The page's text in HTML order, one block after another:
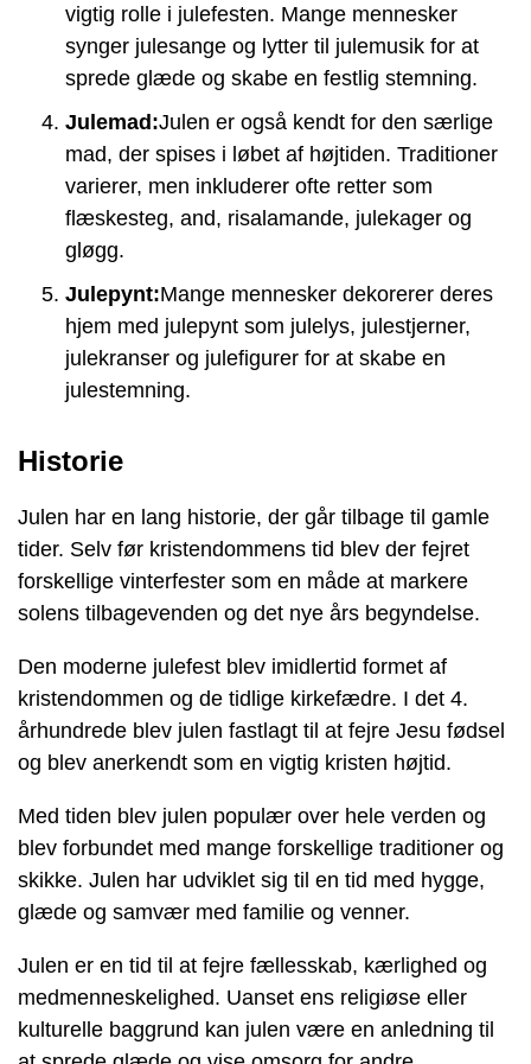
vigtig rolle i julefesten. Mange mennesker
synger julesange og lytter til julemusik for at
sprede glæde og skabe en festlig stemning.
Julemad:Julen er også kendt for den særlige
mad, der spises i løbet af højtiden. Traditioner
varierer, men inkluderer ofte retter som
flæskesteg, and, risalamande, julekager og
gløgg.
Julepynt:Mange mennesker dekorerer deres
hjem med julepynt som julelys, julestjerner,
julekranser og julefigurer for at skabe en
julestemning.
Historie
Julen har en lang historie, der går tilbage til gamle
tider. Selv før kristendommens tid blev der fejret
forskellige vinterfester som en måde at markere
solens tilbagevenden og det nye års begyndelse.
Den moderne julefest blev imidlertid formet af
kristendommen og de tidlige kirkefædre. I det 4.
århundrede blev julen fastlagt til at fejre Jesu fødsel
og blev anerkendt som en vigtig kristen højtid.
Med tiden blev julen populær over hele verden og
blev forbundet med mange forskellige traditioner og
skikke. Julen har udviklet sig til en tid med hygge,
glæde og samvær med familie og venner.
Julen er en tid til at fejre fællesskab, kærlighed og
medmenneskelighed. Uanset ens religiøse eller
kulturelle baggrund kan julen være en anledning til